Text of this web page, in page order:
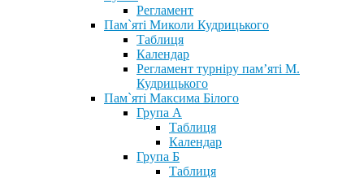
Регламент
Пам`яті Миколи Кудрицького
Таблиця
Календар
Регламент турніру пам’яті М.
Кудрицького
Пам`яті Максима Білого
Група А
Таблиця
Календар
Група Б
Таблиця